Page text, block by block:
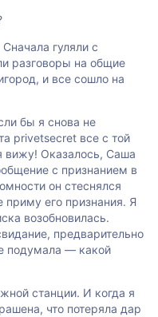
гуляли с
разговоры на общие
и все сошло на
бы я снова не
privetsecret все с той
вижу! Оказалось, Саша
с признанием в
он стеснялся
приму его признания. Я
возобновилась.
предварительно
подумала — какой
станции. И когда я
что потеряла дар